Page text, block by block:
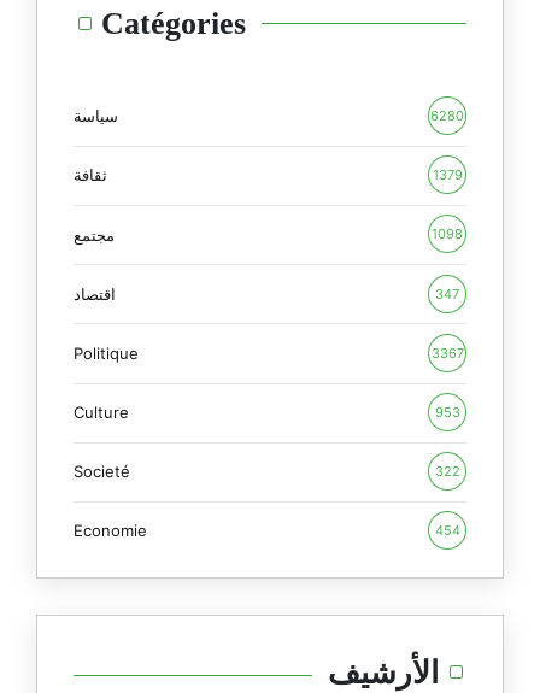
Catégories
سياسة 6280
ثقافة 1379
مجتمع 1098
اقتصاد 347
Politique 3367
Culture 953
Societé 322
Economie 454
الأرشيف